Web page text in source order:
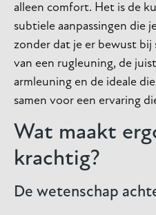
alleen comfort. Het is de
subtiele aanpassingen die
zonder dat je er bewust
van een rugleuning, de
armleuning en de ideale
samen voor een ervaring
Wat maakt
krachtig?
De wetenschap